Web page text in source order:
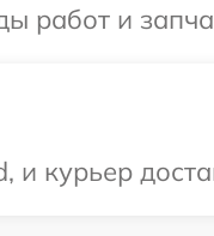
работ и
курьер